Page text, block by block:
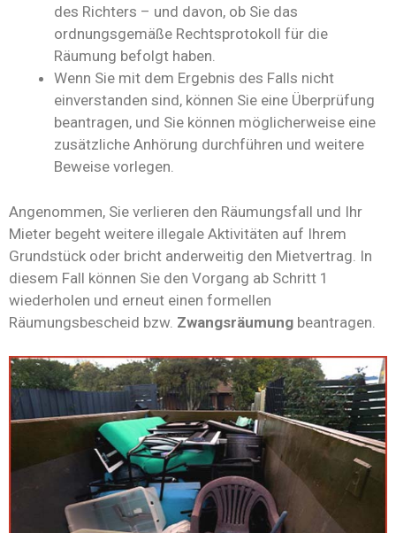
des Richters – und davon, ob Sie das
ordnungsgemäße Rechtsprotokoll für die
Räumung befolgt haben.
Wenn Sie mit dem Ergebnis des Falls nicht
einverstanden sind, können Sie eine Überprüfung
beantragen, und Sie können möglicherweise eine
zusätzliche Anhörung durchführen und weitere
Beweise vorlegen.
Angenommen, Sie verlieren den Räumungsfall und Ihr
Mieter begeht weitere illegale Aktivitäten auf Ihrem
Grundstück oder bricht anderweitig den Mietvertrag. In
diesem Fall können Sie den Vorgang ab Schritt 1
wiederholen und erneut einen formellen
Räumungsbescheid bzw. Zwangsräumung beantragen.